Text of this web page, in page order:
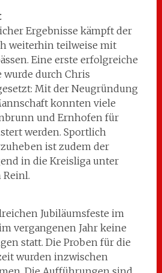
Ergebnisse kämpft der
weiterhin teilweise mit
Eine erste erfolgreiche
durch Chris
Mit der Neugründung
konnten viele
und Ernhofen für
werden. Sportlich
ist zudem der
in die Kreisliga unter
Jubiläumsfeste im
vergangenen Jahr keine
statt. Die Proben für die
wurden inzwischen